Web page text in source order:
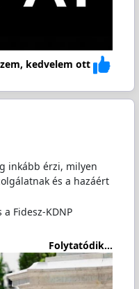
kedvelem ott
inkább érzi, milyen
és a hazáért
Fidesz-KDNP
Folytatódik...